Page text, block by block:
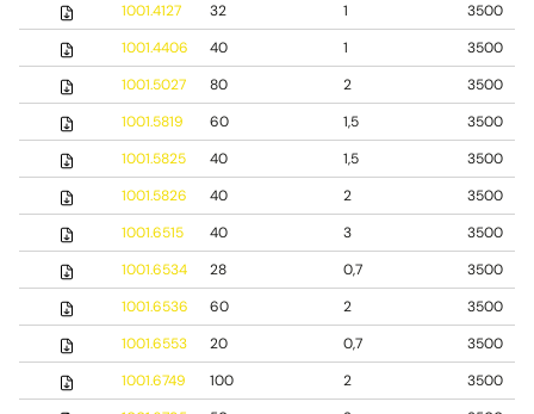
1001.4127
32 1
3500
1001.4406
40 1
3500
1001.5027
80 2
3500
1001.5819
60 1,5
3500
1001.5825
40 1,5
3500
1001.5826
40 2
3500
1001.6515
40 3
3500
1001.6534
28 0,7
3500
1001.6536
60 2
3500
1001.6553
20 0,7
3500
1001.6749
100 2
3500